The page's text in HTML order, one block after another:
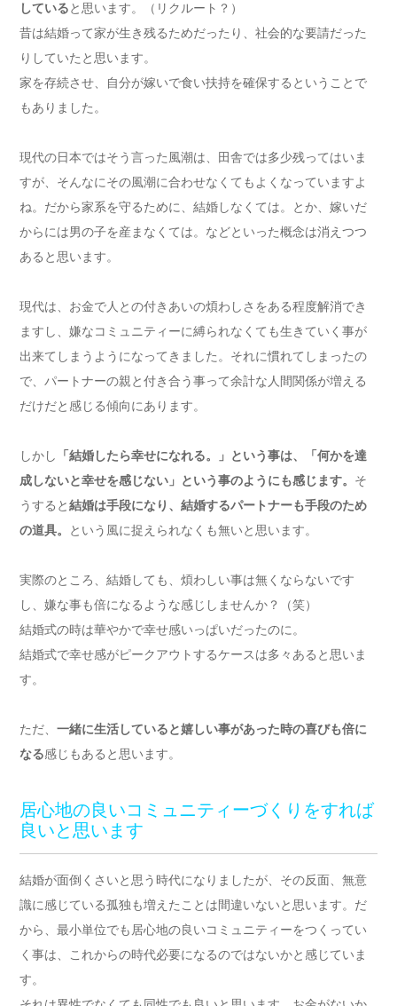
していると思います。（リクルート？）
昔は結婚って家が生き残るためだったり、社会的な要請だった
りしていたと思います。
家を存続させ、自分が嫁いで食い扶持を確保するということで
もありました。
現代の日本ではそう言った風潮は、田舎では多少残ってはいま
すが、そんなにその風潮に合わせなくてもよくなっていますよ
ね。だから家系を守るために、結婚しなくては。とか、嫁いだ
からには男の子を産まなくては。などといった概念は消えつつ
あると思います。
現代は、お金で人との付きあいの煩わしさをある程度解消でき
ますし、嫌なコミュニティーに縛られなくても生きていく事が
出来てしまうようになってきました。それに慣れてしまったの
で、パートナーの親と付き合う事って余計な人間関係が増える
だけだと感じる傾向にあります。
しかし
「結婚したら幸せになれる。」という事は、「何かを達
成しないと幸せを感じない」という事のようにも感じます。 そ
うすると結婚は手段になり、結婚するパートナーも手段のため
の道具。
という風に捉えられなくも無いと思います。
実際のところ、結婚しても、煩わしい事は無くならないです
し、嫌な事も倍になるような感じしませんか？（笑）
結婚式の時は華やかで幸せ感いっぱいだったのに。
結婚式で幸せ感がピークアウトするケースは多々あると思いま
す。
ただ、 一緒に生活していると嬉しい事があった時の喜びも倍に
なる感じもあると思います。
居心地の良いコミュニティーづくりをすれば
良いと思います
結婚が面倒くさいと思う時代になりましたが、その反面、無意
識に感じている孤独も増えたことは間違いないと思います。だ
から、最小単位でも居心地の良いコミュニティーをつくってい
く事は、これからの時代必要になるのではないかと感じていま
す。